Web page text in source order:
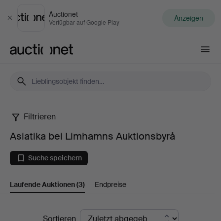
Schließen
Auctionet
Verfügbar auf Google Play Anzeigen
Asiatika
bei
Limhamns
Auktionsbyrå
Filtrieren
Asiatika bei Limhamns Auktionsbyrå
Suche speichern
Laufende Auktionen(3) Endpreise
LaufendeSortieren